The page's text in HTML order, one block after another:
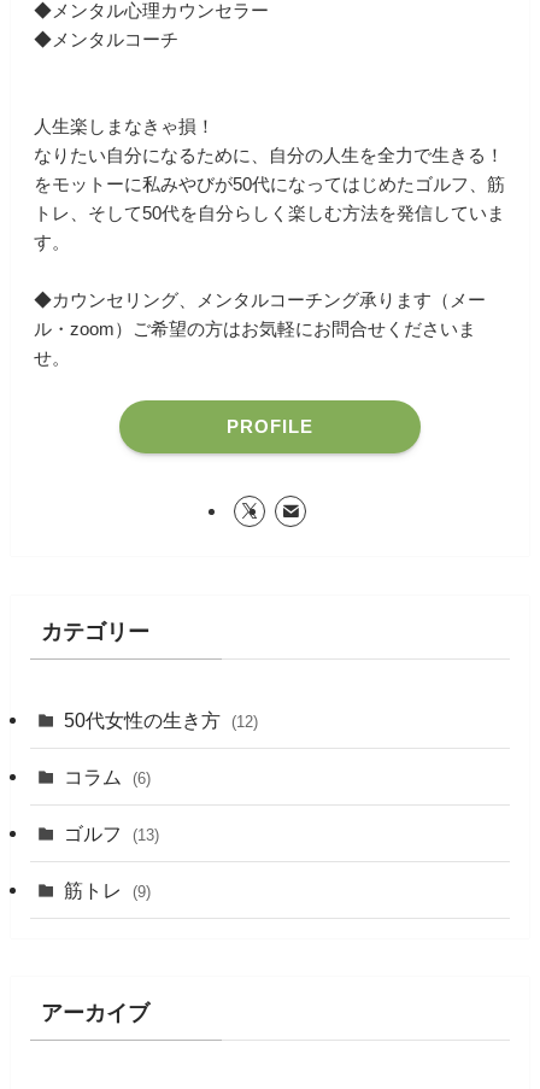
◆メンタル心理カウンセラー
◆メンタルコーチ
人生楽しまなきゃ損！
なりたい自分になるために、自分の人生を全力で生きる！
をモットーに私みやびが50代になってはじめたゴルフ、筋
トレ、そして50代を自分らしく楽しむ方法を発信していま
す。
◆カウンセリング、メンタルコーチング承ります（メー
ル・zoom）ご希望の方はお気軽にお問合せくださいま
せ。
PROFILE
カテゴリー
50代女性の生き方 (12)
コラム (6)
ゴルフ (13)
筋トレ (9)
アーカイブ